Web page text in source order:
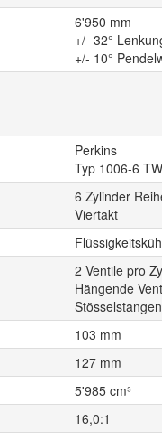
6'950 mm
+/- 32°
+/- 10°
Perkins
Typ 1006-6 TW
6 Zylinder
Viertakt
2 Ventile pro
Hängende
103 mm
127 mm
5'985 cm³
16,0:1